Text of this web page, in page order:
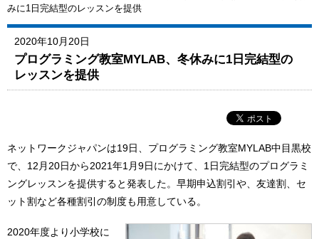
みに1日完結型のレッスンを提供
2020年10月20日
プログラミング教室MYLAB、冬休みに1日完結型の
レッスンを提供
ネットワークジャパンは19日、プログラミング教室MYLAB中目黒校
で、12月20日から2021年1月9日にかけて、1日完結型のプログラミ
ングレッスンを提供すると発表した。早期申込割引や、友達割、セ
ット割など各種割引の制度も用意している。
2020年度より小学校に